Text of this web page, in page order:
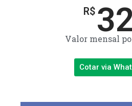
R$
Valor mensal
Cotar via